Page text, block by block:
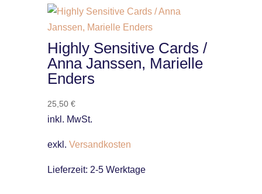
Highly Sensitive Cards /
Anna Janssen, Marielle
Enders
25,50 €
inkl. MwSt.
exkl. Versandkosten
Lieferzeit: 2-5 Werktage